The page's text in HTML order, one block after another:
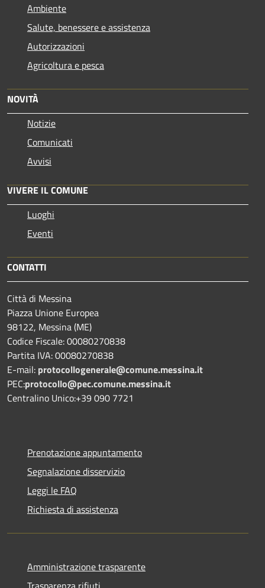
Ambiente
Salute, benessere e assistenza
Autorizzazioni
Agricoltura e pesca
NOVITÀ
Notizie
Comunicati
Avvisi
VIVERE IL COMUNE
Luoghi
Eventi
CONTATTI
Città di Messina
Piazza Unione Europea
98122, Messina (ME)
Codice Fiscale: 00080270838
Partita IVA: 00080270838
E-mail: protocollogenerale@comune.messina.it
PEC:protocollo@pec.comune.messina.it
Centralino Unico:+39 090 7721
Prenotazione appuntamento
Segnalazione disservizio
Leggi le FAQ
Richiesta di assistenza
Amministrazione trasparente